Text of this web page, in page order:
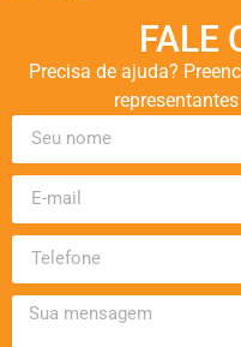
FALE
Precisa de ajuda?